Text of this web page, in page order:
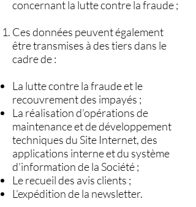
concernant la lutte contre la fraude ;
Ces données peuvent également
être transmises à des tiers dans le
cadre de :
La lutte contre la fraude et le
recouvrement des impayés ;
La réalisation d’opérations de
maintenance et de développement
techniques du Site Internet, des
applications interne et du système
d’information de la Société ;
Le recueil des avis clients ;
L’expédition de la newsletter.